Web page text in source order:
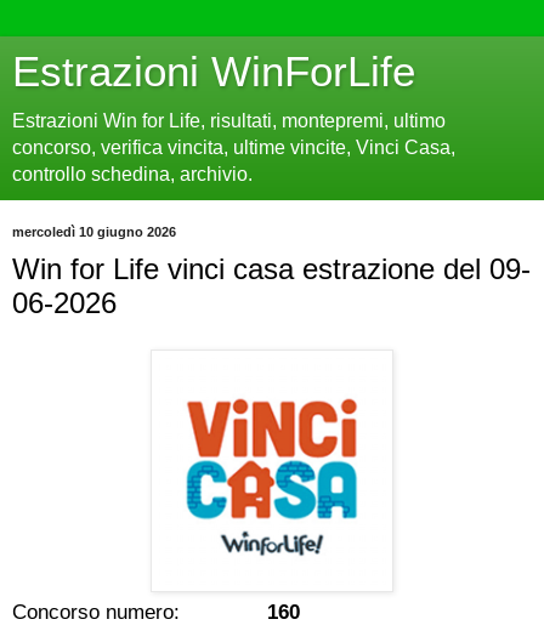
Estrazioni WinForLife
Estrazioni Win for Life, risultati, montepremi, ultimo
concorso, verifica vincita, ultime vincite, Vinci Casa,
controllo schedina, archivio.
mercoledì 10 giugno 2026
Win for Life vinci casa estrazione del 09-
06-2026
Concorso numero: 160